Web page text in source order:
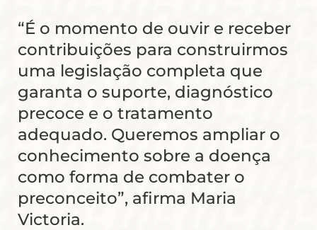
“É o momento de ouvir e receber
contribuições para construirmos
uma legislação completa que
garanta o suporte, diagnóstico
precoce e o tratamento
adequado. Queremos ampliar o
conhecimento sobre a doença
como forma de combater o
preconceito”, afirma Maria
Victoria.